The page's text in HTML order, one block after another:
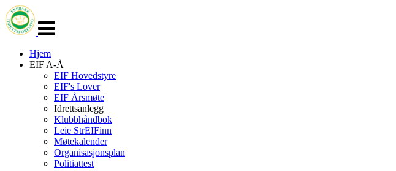
navigasjon
Hjem
EIF A-Å
EIF Hovedstyre
EIF's Lover
EIF Årsmøte
Idrettsanlegg
Klubbhåndbok
Leie StrEIFinn
Møtekalender
Organisasjonsplan
Politiattest